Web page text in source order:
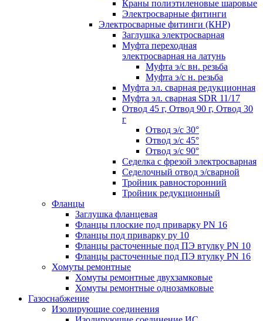
Краны полиэтиленовые шаровые
Электросварные фитинги
Электросварные фитинги (КНР)
Заглушка электросварная
Муфта переходная
электросварная на латунь
Муфта э/с вн. резьба
Муфта э/с н. резьба
Муфта эл. cварная редукционная
Муфта эл. сварная SDR 11/17
Отвод 45 г, Отвод 90 г, Отвод 30
г
Отвод э/с 30°
Отвод э/с 45°
Отвод э/с 90°
Седелка с фрезой электросварная
Седелочный отвод э/сварной
Тройник равносторонний
Тройник редукционный
Фланцы
Заглушка фланцевая
Фланцы плоские под приварку PN 16
Фланцы под приварку ру 10
Фланцы расточенные под ПЭ втулку PN 10
Фланцы расточенные под ПЭ втулку PN 16
Хомуты ремонтные
Хомуты ремонтные двухзамковые
Хомуты ремонтные однозамковые
Газоснабжение
Изолирующие соединения